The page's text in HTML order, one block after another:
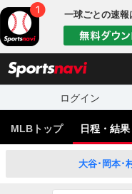
一球ごとの速報
ログイン
MLBトップ 日程・結果
大谷･岡本･